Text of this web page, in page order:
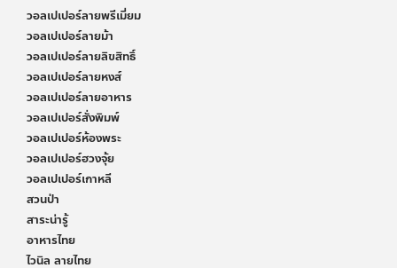
วอลเปเปอร์ลายพรีเมี่ยม
วอลเปเปอร์ลายม้า
วอลเปเปอร์ลายลิขสิทธิ์
วอลเปเปอร์ลายหงส์
วอลเปเปอร์ลายอาหาร
วอลเปเปอร์สั่งพิมพ์
วอลเปเปอร์ห้องพระ
วอลเปเปอร์ฮวงจุ้ย
วอลเปเปอร์เกาหลี
สวนป่า
สาระน่ารู้
อาหารไทย
ไวนิล ลายไทย